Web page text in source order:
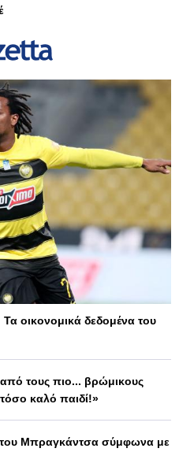
οικονομικά δεδομένα του
από τους πιο... βρώμικους
καλό παιδί!»
του Μπραγκάντσα σύμφωνα με